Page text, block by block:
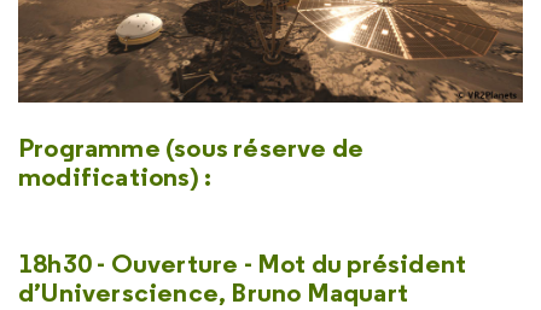
Programme (sous réserve de
modifications) :
18h30 - Ouverture - Mot du président
d’Universcience, Bruno Maquart